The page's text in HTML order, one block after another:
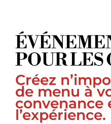
POUR LES
Créez
de menu à
convenance
l’expérience.